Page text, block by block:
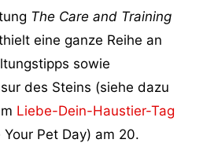
The Care and Training
eine ganze Reihe an
sowie
des Steins (siehe dazu
Liebe-Dein-Haustier-Tag
Pet Day) am 20.